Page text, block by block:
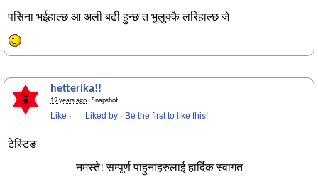
पसिना भईहाल्छ आ अली बढी हुन्छ त भुलुक्कै लरिहाल्छ जे
hetterika!!
19 years ago· Snapshot
Like · Liked by · Be the first to like this!
टेस्टिङ
नमस्ते! सम्पूर्ण पाहुनाहरुलाई हार्दिक स्वागत